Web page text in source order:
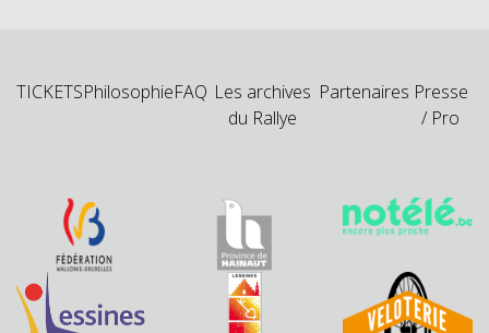
TICKETSPhilosophieFAQ Les archives
du Rallye
Partenaires Presse
/ Pro